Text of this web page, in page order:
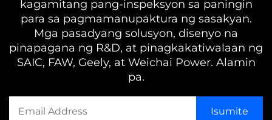
kagamitang pang-inspeksyon sa paningin
para sa pagmamanupaktura ng sasakyan.
Mga pasadyang solusyon, disenyo na
pinapagana ng R&D, at pinagkakatiwalaan ng
SAIC, FAW, Geely, at Weichai Power. Alamin
pa.